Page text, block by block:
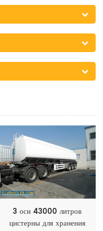
3 оси 43000 литров
цистерны для хранения